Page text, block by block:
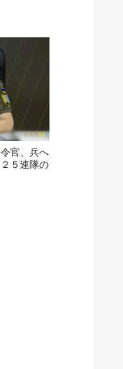
官、兵へ
５連隊の